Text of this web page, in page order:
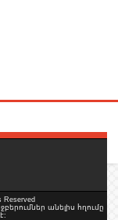
Reserved
անելիս հղումը